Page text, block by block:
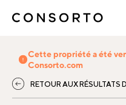
Cette propriété a été
Consorto.com
RETOUR AUX RÉSULTATS